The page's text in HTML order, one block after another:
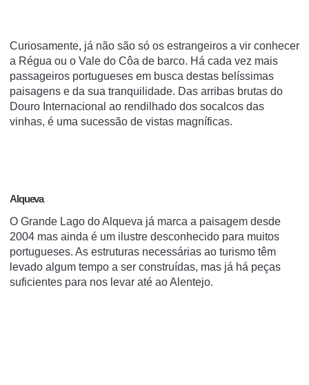
Curiosamente, já não são só os estrangeiros a vir conhecer
a Régua ou o Vale do Côa de barco. Há cada vez mais
passageiros portugueses em busca destas belíssimas
paisagens e da sua tranquilidade. Das arribas brutas do
Douro Internacional ao rendilhado dos socalcos das
vinhas, é uma sucessão de vistas magníficas.
Alqueva
O Grande Lago do Alqueva já marca a paisagem desde
2004 mas ainda é um ilustre desconhecido para muitos
portugueses. As estruturas necessárias ao turismo têm
levado algum tempo a ser construídas, mas já há peças
suficientes para nos levar até ao Alentejo.